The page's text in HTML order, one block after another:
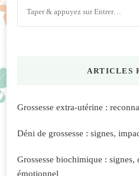
ARTICLES
Grossesse extra-utérine :
Déni de grossesse : signes,
Grossesse biochimique : signes,
émotionnel